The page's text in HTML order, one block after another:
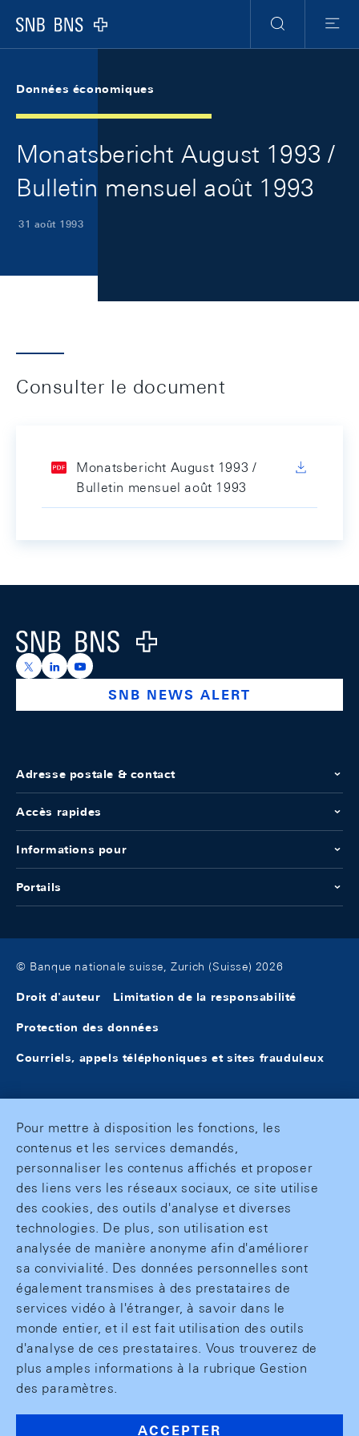
Logo
RechercheMenu
Données économiques
Monatsbericht August 1993 /
Bulletin mensuel août 1993
31 août 1993
Consulter le document
Monatsbericht August 1993 /
Bulletin mensuel août 1993
Logo
https://x.com/snb_bns
https://ch.linkedin.com/company/swiss-national-
https://www.youtube.com/@swissnationalbank
SNB NEWS ALERT
Adresse postale & contact
Accès rapides
Informations pour
Portails
© Banque nationale suisse, Zurich (Suisse) 2026
Droit d'auteur Limitation de la responsabilité
Protection des données
Courriels, appels téléphoniques et sites frauduleux
Pour mettre à disposition les fonctions, les
contenus et les services demandés,
personnaliser les contenus affichés et proposer
des liens vers les réseaux sociaux, ce site utilise
des cookies, des outils d'analyse et diverses
technologies. De plus, son utilisation est
analysée de manière anonyme afin d'améliorer
sa convivialité. Des données personnelles sont
également transmises à des prestataires de
services vidéo à l'étranger, à savoir dans le
monde entier, et il est fait utilisation des outils
d'analyse de ces prestataires. Vous trouverez de
plus amples informations à la rubrique Gestion
des paramètres.
ACCEPTER